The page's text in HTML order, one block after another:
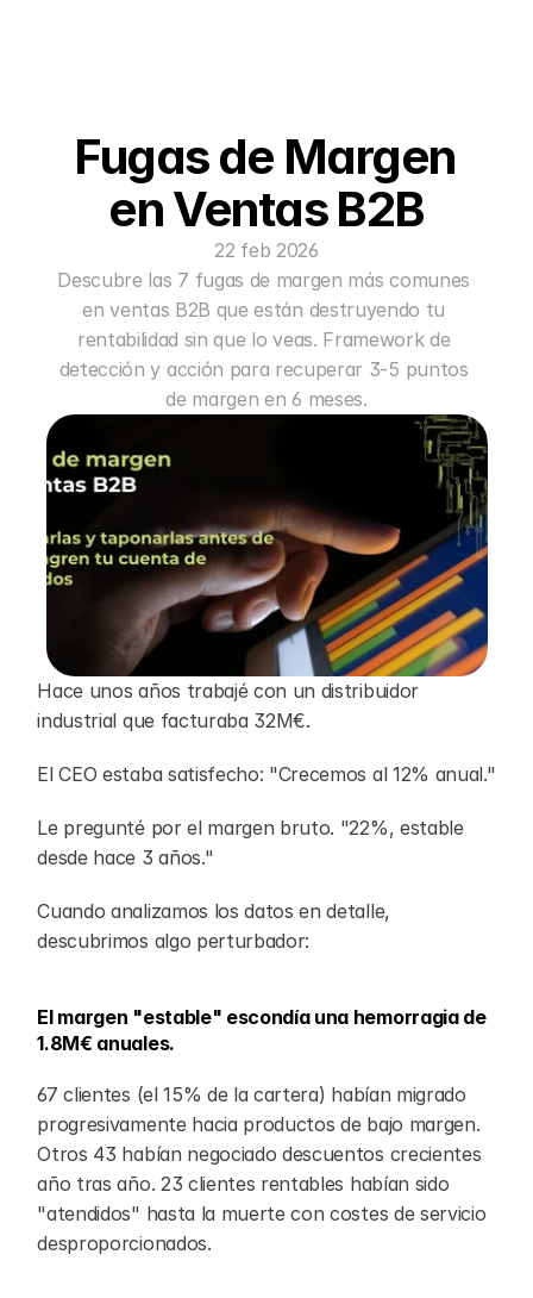
Fugas de Margen
en Ventas B2B
22 feb 2026
Descubre las 7 fugas de margen más comunes
en ventas B2B que están destruyendo tu
rentabilidad sin que lo veas. Framework de
detección y acción para recuperar 3-5 puntos
de margen en 6 meses.
Hace unos años trabajé con un distribuidor
industrial que facturaba 32M€.
El CEO estaba satisfecho: "Crecemos al 12% anual."
Le pregunté por el margen bruto. "22%, estable
desde hace 3 años."
Cuando analizamos los datos en detalle,
descubrimos algo perturbador:
El margen "estable" escondía una hemorragia de
1.8M€ anuales.
67 clientes (el 15% de la cartera) habían migrado
progresivamente hacia productos de bajo margen.
Otros 43 habían negociado descuentos crecientes
año tras año. 23 clientes rentables habían sido
"atendidos" hasta la muerte con costes de servicio
desproporcionados.